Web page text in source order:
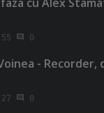
0
-
0